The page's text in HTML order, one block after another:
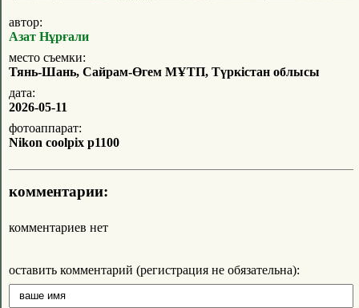
автор:
Азат Нұрғали
место съемки:
Тянь-Шань, Сайрам-Өгем МҰТП, Түркістан облысы
дата:
2026-05-11
фотоаппарат:
Nikon coolpix p1100
комментарии:
комментариев нет
оставить комментарий (регистрация не обязательна):